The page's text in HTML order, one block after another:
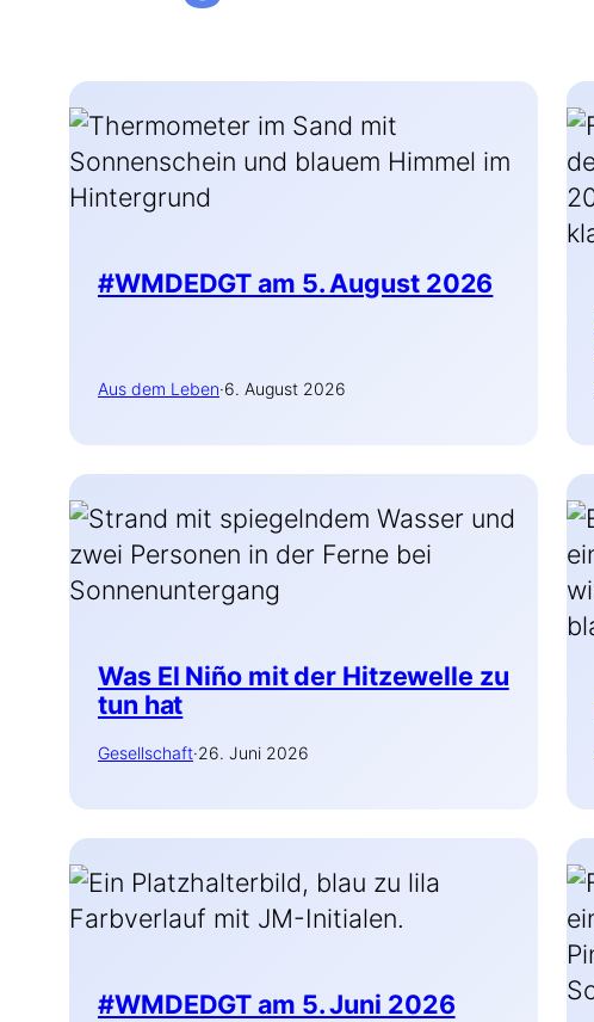
#WMDEDGT am 5. August 2026
Aus dem Leben·6. August 2026
Was El Niño mit der Hitzewelle zu
tun hat
Gesell­schaft·26. Juni 2026
#WMDEDGT am 5. Juni 2026